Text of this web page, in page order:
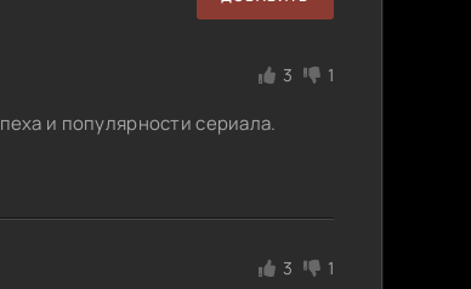
3 1
и популярности сериала.
3 1